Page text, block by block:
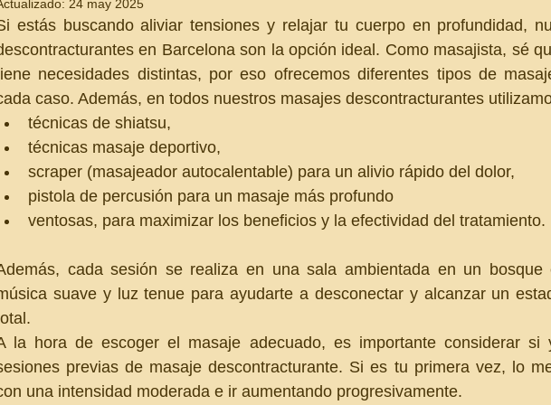
24 may 2025
estás buscando aliviar tensiones y relajar tu cuerpo en profundidad,
en Barcelona son la opción ideal. Como masajista, sé
necesidades distintas, por eso ofrecemos diferentes tipos de
caso. Además, en todos nuestros masajes descontracturantes
técnicas de shiatsu,
técnicas masaje deportivo,
scraper (masajeador autocalentable) para un alivio rápido del dolor,
pistola de percusión para un masaje más profundo
ventosas, para maximizar los beneficios y la efectividad del tratamiento.
cada sesión se realiza en una sala ambientada en un bosque
suave y luz tenue para ayudarte a desconectar y alcanzar un
la hora de escoger el masaje adecuado, es importante considerar si
previas de masaje descontracturante. Si es tu primera vez, lo
una intensidad moderada e ir aumentando progresivamente.